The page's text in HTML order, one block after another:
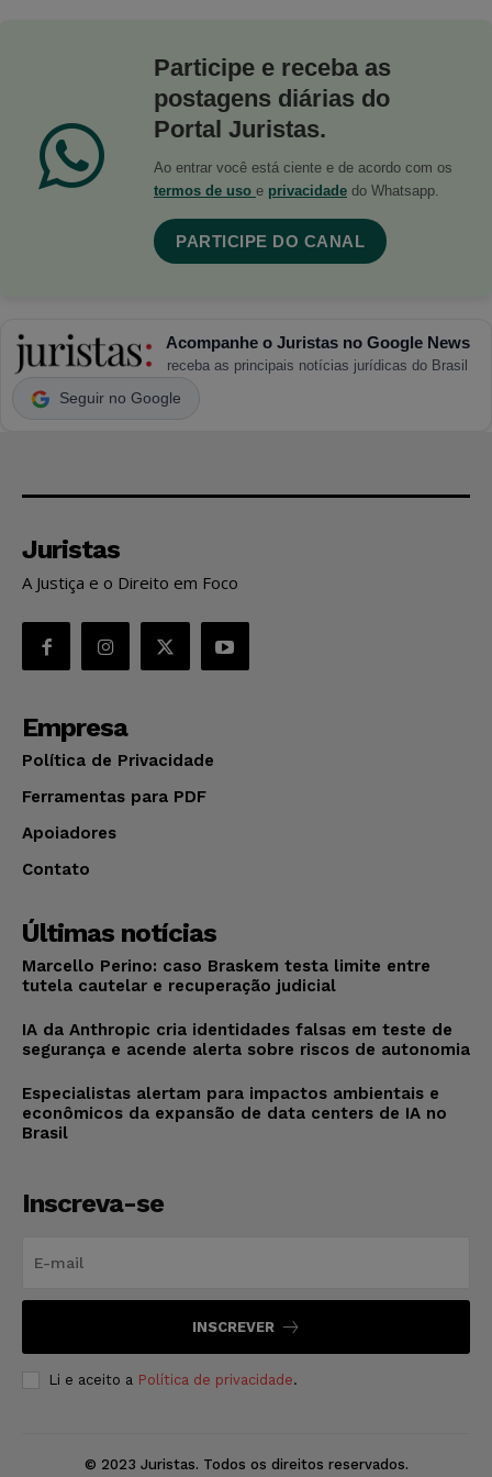
Participe e receba as
postagens diárias do
Portal Juristas.
Ao entrar você está ciente e de acordo com os
termos de uso e privacidade do Whatsapp.
PARTICIPE DO CANAL
Acompanhe o Juristas no Google News
receba as principais notícias jurídicas do Brasil
Seguir no Google
Juristas
A Justiça e o Direito em Foco
Empresa
Política de Privacidade
Ferramentas para PDF
Apoiadores
Contato
Últimas notícias
Marcello Perino: caso Braskem testa limite entre
tutela cautelar e recuperação judicial
IA da Anthropic cria identidades falsas em teste de
segurança e acende alerta sobre riscos de autonomia
Especialistas alertam para impactos ambientais e
econômicos da expansão de data centers de IA no
Brasil
Inscreva-se
INSCREVER
Li e aceito a Política de privacidade.
© 2023 Juristas. Todos os direitos reservados.